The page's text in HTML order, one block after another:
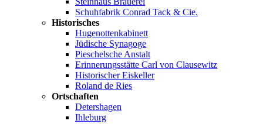
Schuhfabrik Conrad Tack & Cie.
Historisches
Hugenottenkabinett
Jüdische Synagoge
Pieschelsche Anstalt
Erinnerungsstätte Carl von Clausewitz
Historischer Eiskeller
Roland de Ries
Ortschaften
Detershagen
Ihleburg